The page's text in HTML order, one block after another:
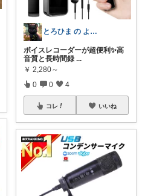
とろひま の よろず屋～お得な商品たち～
ボイスレコーダーが超便利✨高
音質と長時間録 ...
￥ 2,280～
0 0 4
コレ いいね